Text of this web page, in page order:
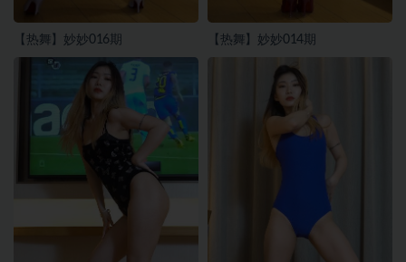
【热舞】妙妙016期 【热舞】妙妙014期